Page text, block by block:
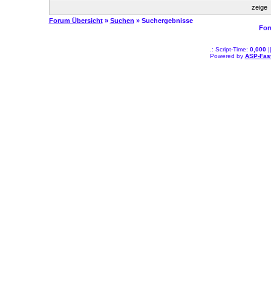
zeige
Forum Übersicht» Suchen » Suchergebnisse
.: Script-Time: 0,000||
Powered by ASP-